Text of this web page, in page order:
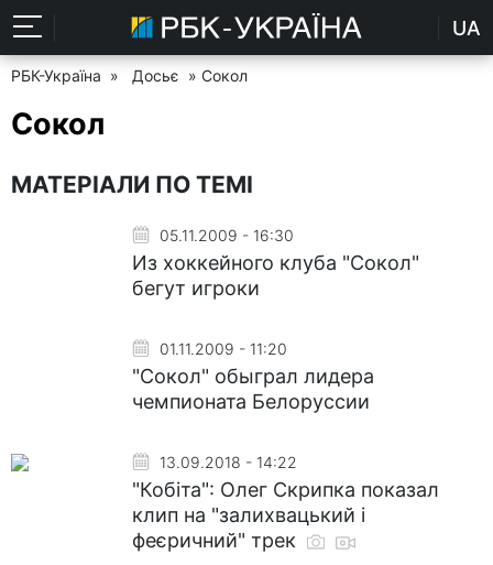
UA
РБК-Україна » Досьє » Сокол
Сокол
МАТЕРІАЛИ ПО ТЕМІ
05.11.2009 - 16:30
Из хоккейного клуба "Сокол"
бегут игроки
01.11.2009 - 11:20
"Сокол" обыграл лидера
чемпионата Белоруссии
13.09.2018 - 14:22
"Кобіта": Олег Скрипка показал
клип на "залихвацький і
феєричний" трек